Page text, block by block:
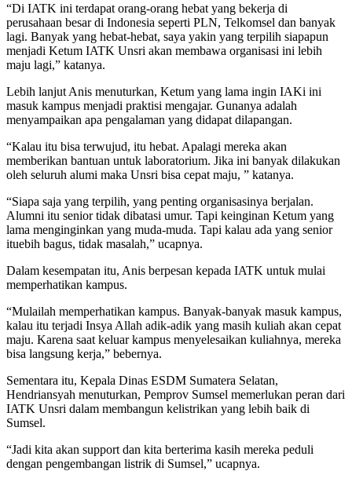
“Di IATK ini terdapat orang-orang hebat yang bekerja di
perusahaan besar di Indonesia seperti PLN, Telkomsel dan banyak
lagi. Banyak yang hebat-hebat, saya yakin yang terpilih siapapun
menjadi Ketum IATK Unsri akan membawa organisasi ini lebih
maju lagi,” katanya.
Lebih lanjut Anis menuturkan, Ketum yang lama ingin IAKi ini
masuk kampus menjadi praktisi mengajar. Gunanya adalah
menyampaikan apa pengalaman yang didapat dilapangan.
“Kalau itu bisa terwujud, itu hebat. Apalagi mereka akan
memberikan bantuan untuk laboratorium. Jika ini banyak dilakukan
oleh seluruh alumi maka Unsri bisa cepat maju, ” katanya.
“Siapa saja yang terpilih, yang penting organisasinya berjalan.
Alumni itu senior tidak dibatasi umur. Tapi keinginan Ketum yang
lama menginginkan yang muda-muda. Tapi kalau ada yang senior
ituebih bagus, tidak masalah,” ucapnya.
Dalam kesempatan itu, Anis berpesan kepada IATK untuk mulai
memperhatikan kampus.
“Mulailah memperhatikan kampus. Banyak-banyak masuk kampus,
kalau itu terjadi Insya Allah adik-adik yang masih kuliah akan cepat
maju. Karena saat keluar kampus menyelesaikan kuliahnya, mereka
bisa langsung kerja,” bebernya.
Sementara itu, Kepala Dinas ESDM Sumatera Selatan,
Hendriansyah menuturkan, Pemprov Sumsel memerlukan peran dari
IATK Unsri dalam membangun kelistrikan yang lebih baik di
Sumsel.
“Jadi kita akan support dan kita berterima kasih mereka peduli
dengan pengembangan listrik di Sumsel,” ucapnya.